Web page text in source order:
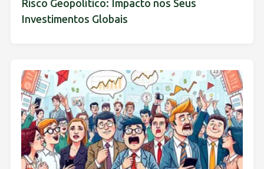
Risco Geopolítico: Impacto nos Seus
Investimentos Globais